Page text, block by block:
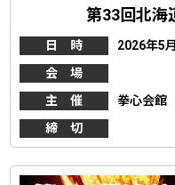
第33回北海
日 時
2026年5
会 場
主 催
拳心会館
締 切